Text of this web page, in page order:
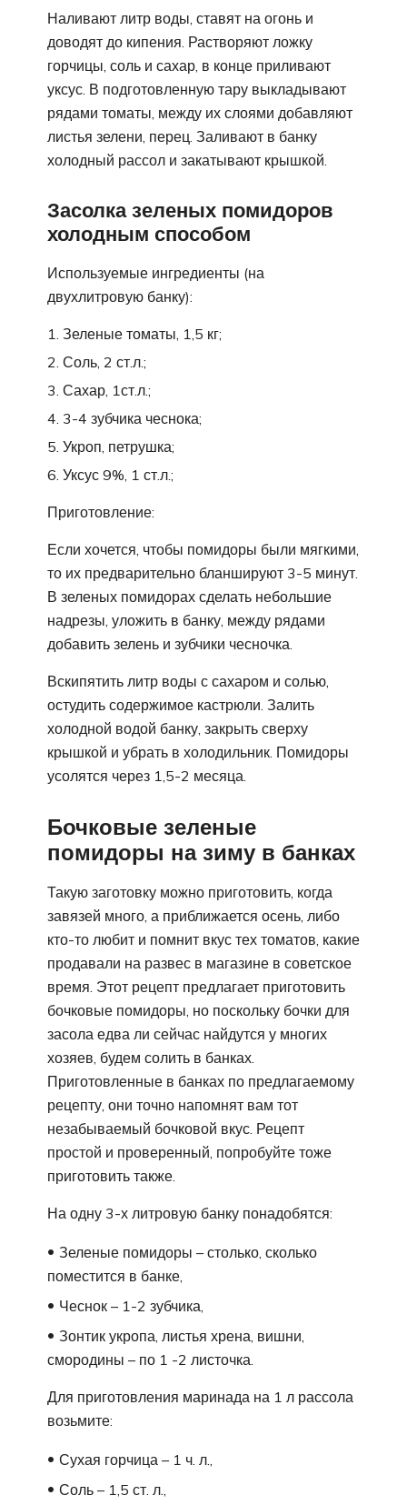
Наливают литр воды, ставят на огонь и
доводят до кипения. Растворяют ложку
горчицы, соль и сахар, в конце приливают
уксус. В подготовленную тару выкладывают
рядами томаты, между их слоями добавляют
листья зелени, перец. Заливают в банку
холодный рассол и закатывают крышкой.
Засолка зеленых помидоров
холодным способом
Используемые ингредиенты (на
двухлитровую банку):
Зеленые томаты, 1,5 кг;
Соль, 2 ст.л.;
Сахар, 1ст.л.;
3-4 зубчика чеснока;
Укроп, петрушка;
Уксус 9%, 1 ст.л.;
Приготовление:
Если хочется, чтобы помидоры были мягкими,
то их предварительно бланшируют 3-5 минут.
В зеленых помидорах сделать небольшие
надрезы, уложить в банку, между рядами
добавить зелень и зубчики чесночка.
Вскипятить литр воды с сахаром и солью,
остудить содержимое кастрюли. Залить
холодной водой банку, закрыть сверху
крышкой и убрать в холодильник. Помидоры
усолятся через 1,5-2 месяца.
Бочковые зеленые
помидоры на зиму в банках
Такую заготовку можно приготовить, когда
завязей много, а приближается осень, либо
кто-то любит и помнит вкус тех томатов, какие
продавали на развес в магазине в советское
время. Этот рецепт предлагает приготовить
бочковые помидоры, но поскольку бочки для
засола едва ли сейчас найдутся у многих
хозяев, будем солить в банках.
Приготовленные в банках по предлагаемому
рецепту, они точно напомнят вам тот
незабываемый бочковой вкус. Рецепт
простой и проверенный, попробуйте тоже
приготовить также.
На одну 3-х литровую банку понадобятся:
Зеленые помидоры – столько, сколько
поместится в банке,
Чеснок – 1-2 зубчика,
Зонтик укропа, листья хрена, вишни,
смородины – по 1 -2 листочка.
Для приготовления маринада на 1 л рассола
возьмите:
Сухая горчица – 1 ч. л.,
Соль – 1,5 ст. л.,